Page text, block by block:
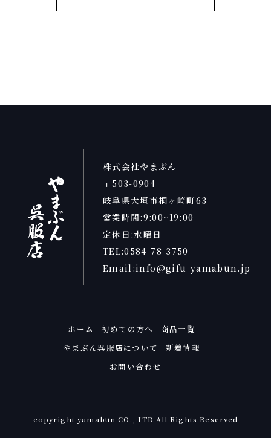
株式会社やまぶん
〒503-0904
岐阜県大垣市桐ヶ崎町63
営業時間:9:00~19:00
定休日:水曜日
TEL:0584-78-3750
Email:info@gifu-yamabun.jp
ホーム 初めての方へ
商品一覧
やまぶん呉服店について
新着情報
お問い合わせ
copyright yamabun CO., LTD.All Rights Reserved